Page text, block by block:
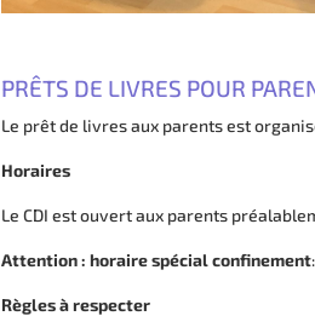
PRÊTS DE LIVRES POUR
Le prêt de livres aux parents est
Horaires
Le CDI est ouvert aux parents
Attention : horaire spécial confinement
Règles à respecter